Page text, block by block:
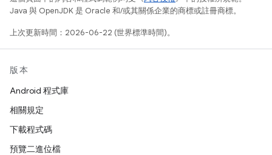
Java 與 OpenJDK 是 Oracle 和/或其關係企業的商標或註冊商標。
上次更新時間：2026-06-22 (世界標準時間)。
版本
Android 程式庫
相關規定
下載程式碼
預覽二進位檔